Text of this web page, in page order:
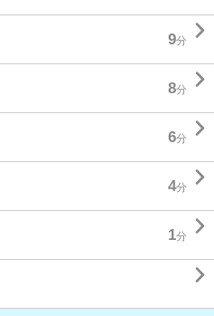
9分 
8分 
6分 
4分 
1分 
